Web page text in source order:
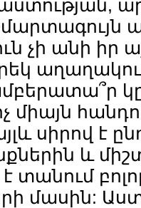
չի անի իր
կը
միայն
սիրով է
և
տանում
մասին: